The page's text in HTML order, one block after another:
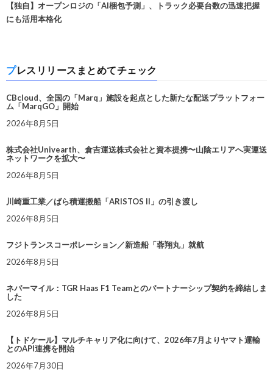
【独自】オープンロジの「AI梱包予測」、トラック必要台数の迅速把握
にも活用本格化
プレスリリースまとめてチェック
CBcloud、全国の「Marq」施設を起点とした新たな配送プラットフォー
ム「MarqGO」開始
2026年8月5日
株式会社Univearth、倉吉運送株式会社と資本提携〜山陰エリアへ実運送
ネットワークを拡大〜
2026年8月5日
川崎重工業／ばら積運搬船「ARISTOS II」の引き渡し
2026年8月5日
フジトランスコーポレーション／新造船「蓉翔丸」就航
2026年8月5日
ネバーマイル：TGR Haas F1 Teamとのパートナーシップ契約を締結しま
した
2026年8月5日
【トドケール】マルチキャリア化に向けて、2026年7月よりヤマト運輸
とのAPI連携を開始
2026年7月30日